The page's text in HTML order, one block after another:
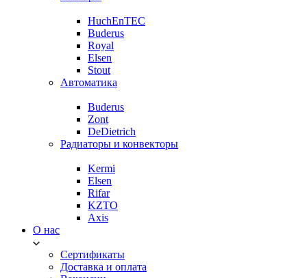
HuchEnTEC
Buderus
Royal
Elsen
Stout
Автоматика
Buderus
Zont
DeDietrich
Радиаторы и конвекторы
Kermi
Elsen
Rifar
KZTO
Axis
О нас
Сертификаты
Доставка и оплата